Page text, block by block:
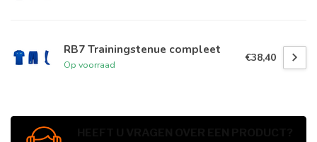
RB7 Trainingstenue compleet
Op voorraad
€38,40